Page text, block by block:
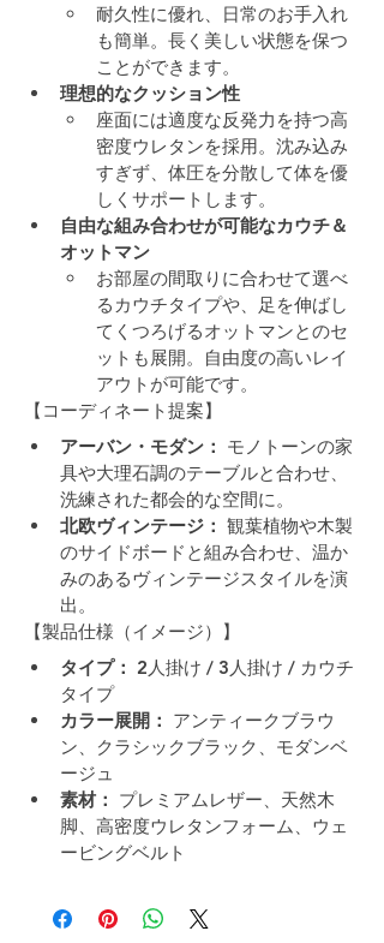
耐久性に優れ、日常のお手入れ
も簡単。長く美しい状態を保つ
ことができます。
理想的なクッション性
座面には適度な反発力を持つ高
密度ウレタンを採用。沈み込み
すぎず、体圧を分散して体を優
しくサポートします。
自由な組み合わせが可能なカウチ＆
オットマン
お部屋の間取りに合わせて選べ
るカウチタイプや、足を伸ばし
てくつろげるオットマンとのセ
ットも展開。自由度の高いレイ
アウトが可能です。
【コーディネート提案】
アーバン・モダン： モノトーンの家
具や大理石調のテーブルと合わせ、
洗練された都会的な空間に。
北欧ヴィンテージ： 観葉植物や木製
のサイドボードと組み合わせ、温か
みのあるヴィンテージスタイルを演
出。
【製品仕様（イメージ）】
タイプ： 2人掛け / 3人掛け / カウチ
タイプ
カラー展開： アンティークブラウ
ン、クラシックブラック、モダンベ
ージュ
素材： プレミアムレザー、天然木
脚、高密度ウレタンフォーム、ウェ
ービングベルト